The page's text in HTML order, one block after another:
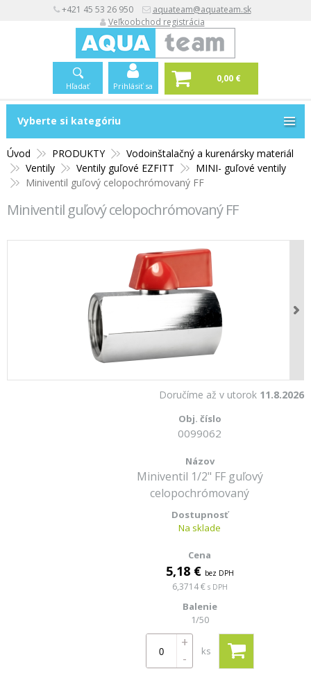
+421 45 53 26 950
aquateam@aquateam.sk
Veľkoobchod registrácia
Hľadať Prihlásiť sa
0,00 €
Vyberte si kategóriu
Úvod PRODUKTY
Vodoinštalačný a kurenársky materiál
Ventily
Ventily guľové EZFITT
MINI- guľové ventily
Miniventil guľový celopochrómovaný FF
Miniventil guľový celopochrómovaný FF
Doručíme až v utorok 11.8.2026
0099062
Miniventil 1/2" FF guľový
celopochrómovaný
Na sklade
5,18 € bez DPH
6,3714 € s DPH
1/50
+
-
ks
Vyberte si kategóriu